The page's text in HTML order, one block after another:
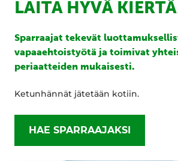
LAITA HYVÄ
Sparraajat tekevät
vapaaehtoistyötä ja toimivat
periaatteiden mukaisesti.
Ketunhännät jätetään kotiin.
HAE SPARRAAJAKSI